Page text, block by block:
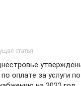
статья
оплате за услуги